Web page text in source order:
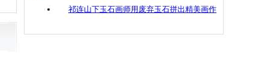
祁连山下玉石画师用废弃玉石拼出精美画作